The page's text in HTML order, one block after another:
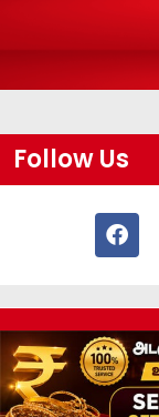
Follow Us